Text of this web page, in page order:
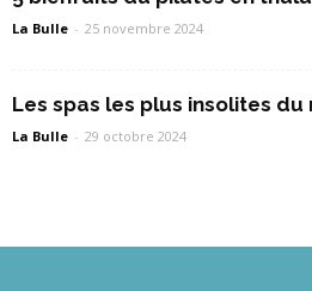
La Bulle - 25 novembre 2024
Les spas les plus insolites du
La Bulle - 29 octobre 2024